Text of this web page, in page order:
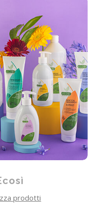
prodotti